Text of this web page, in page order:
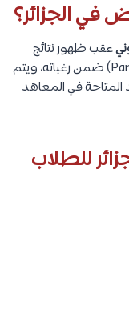
في الجزائر؟
عقب ظهور نتائج
البكالوريا. يختار الطالب “شبه طبي” (Paramédical) ضمن رغباته، ويتم
المتاحة في المعاهد
للطلاب